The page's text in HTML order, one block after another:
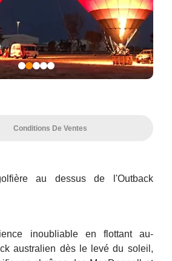
Conditions De Ventes
au dessus de l'Outback
inoubliable en flottant au-
australien dès le levé du soleil,